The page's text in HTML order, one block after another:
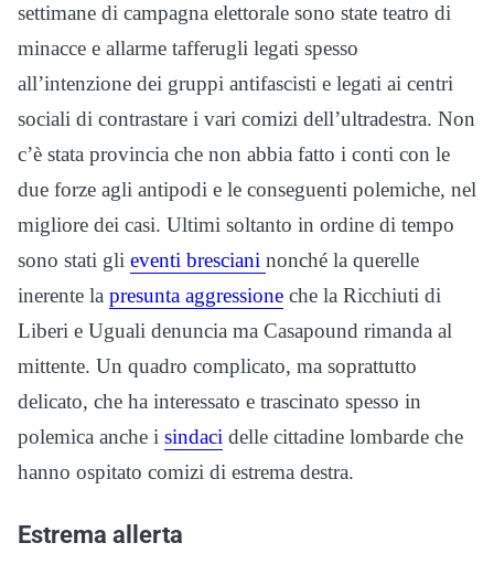
settimane di campagna elettorale sono state teatro di
minacce e allarme tafferugli legati spesso
all’intenzione dei gruppi antifascisti e legati ai centri
sociali di contrastare i vari comizi dell’ultradestra. Non
c’è stata provincia che non abbia fatto i conti con le
due forze agli antipodi e le conseguenti polemiche, nel
migliore dei casi. Ultimi soltanto in ordine di tempo
sono stati gli eventi bresciani nonché la querelle
inerente la presunta aggressione che la Ricchiuti di
Liberi e Uguali denuncia ma Casapound rimanda al
mittente. Un quadro complicato, ma soprattutto
delicato, che ha interessato e trascinato spesso in
polemica anche i sindaci delle cittadine lombarde che
hanno ospitato comizi di estrema destra.
Estrema allerta